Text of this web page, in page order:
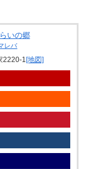
いの郷
レバ
2220-1 [地図]